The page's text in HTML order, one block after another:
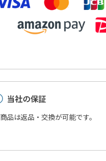
当社の保証
商品は返品・交換が可能です。